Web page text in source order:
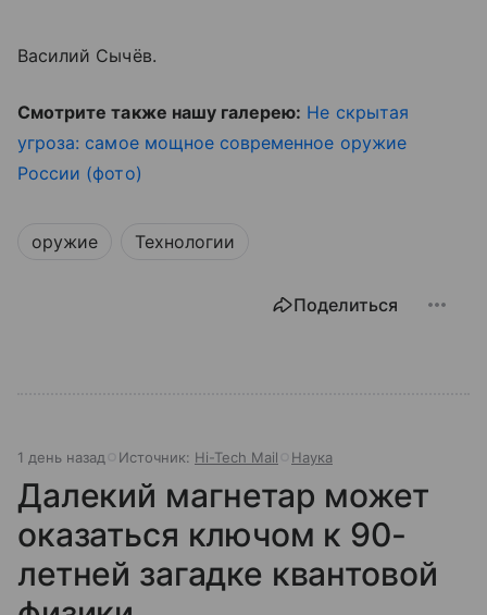
Василий Сычёв.
Смотрите также нашу галерею: Не скрытая
угроза: самое мощное современное оружие
России (фото)
оружие Технологии
Поделиться
1 день назад Источник: Hi-Tech Mail Наука
Далекий магнетар может
оказаться ключом к 90-
летней загадке квантовой